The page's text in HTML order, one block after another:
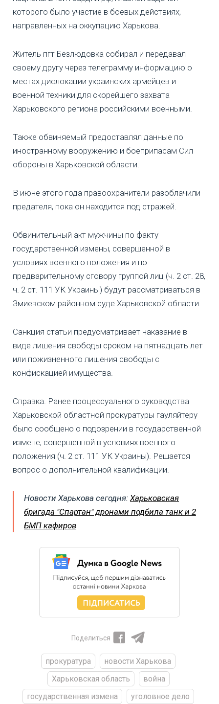
которого было участие в боевых действиях,
направленных на оккупацию Харькова.
Житель пгт Безлюдовка собирал и передавал
своему другу через телеграмму информацию о
местах дислокации украинских армейцев и
военной техники для скорейшего захвата
Харьковского региона российскими военными.
Также обвиняемый предоставлял данные по
иностранному вооружению и боеприпасам Сил
обороны в Харьковской области.
В июне этого года правоохранители разоблачили
предателя, пока он находится под стражей.
Обвинительный акт мужчины по факту
государственной измены, совершенной в
условиях военного положения и по
предварительному сговору группой лиц (ч. 2 ст. 28,
ч. 2 ст. 111 УК Украины) будут рассматриваться в
Змиевском районном суде Харьковской области.
Санкция статьи предусматривает наказание в
виде лишения свободы сроком на пятнадцать лет
или пожизненного лишения свободы с
конфискацией имущества.
Справка. Ранее процессуального руководства
Харьковской областной прокуратуры гауляйтеру
было сообщено о подозрении в государственной
измене, совершенной в условиях военного
положения (ч. 2 ст. 111 УК Украины). Решается
вопрос о дополнительной квалификации.
Новости Харькова сегодня: Харьковская
бригада "Спартан" дронами подбила танк и 2
БМП кафиров
Поделиться
прокуратура
новости Харькова
Харьковская область
война
государственная измена
уголовное дело